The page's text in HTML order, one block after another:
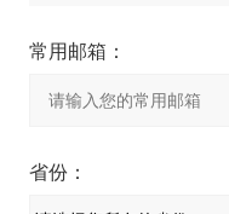
常用邮箱：
省份：